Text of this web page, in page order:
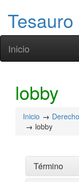
Tesauro
Inicio
lobby
Inicio
lobby
Término